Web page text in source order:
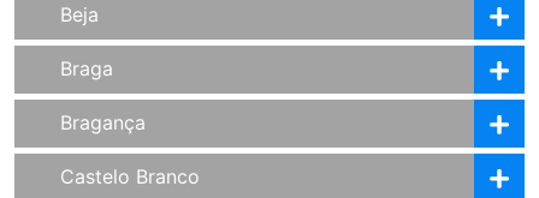
Beja
Braga
Bragança
Castelo Branco